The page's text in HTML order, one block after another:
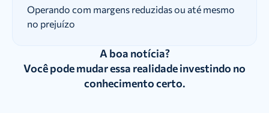
Operando com margens reduzidas ou até mesmo
no prejuízo
A boa notícia?
Você pode mudar essa realidade investindo no
conhecimento certo.